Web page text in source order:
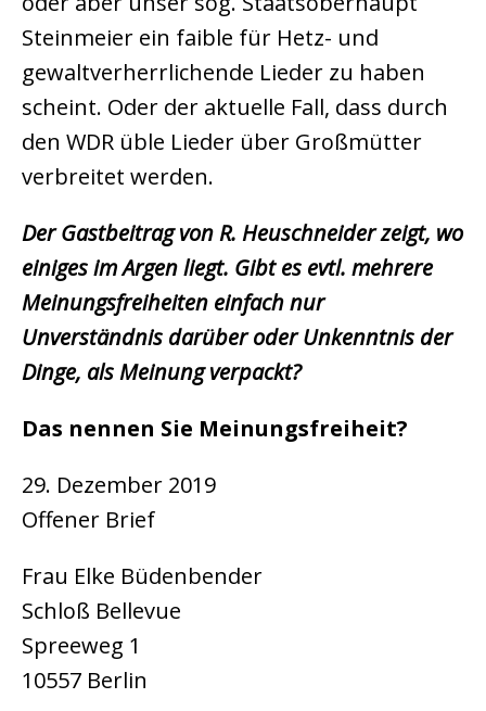
Steinmeier ein faible für Hetz- und
gewaltverherrlichende Lieder zu haben
scheint. Oder der aktuelle Fall, dass durch
den WDR üble Lieder über Großmütter
verbreitet werden.
Der Gastbeitrag von R. Heuschneider zeigt, wo
einiges im Argen liegt. Gibt es evtl. mehrere
Meinungsfreiheiten einfach nur
Unverständnis darüber oder Unkenntnis der
Dinge, als Meinung verpackt?
Das nennen Sie Meinungsfreiheit?
29. Dezember 2019
Offener Brief
Frau Elke Büdenbender
Schloß Bellevue
Spreeweg 1
10557 Berlin